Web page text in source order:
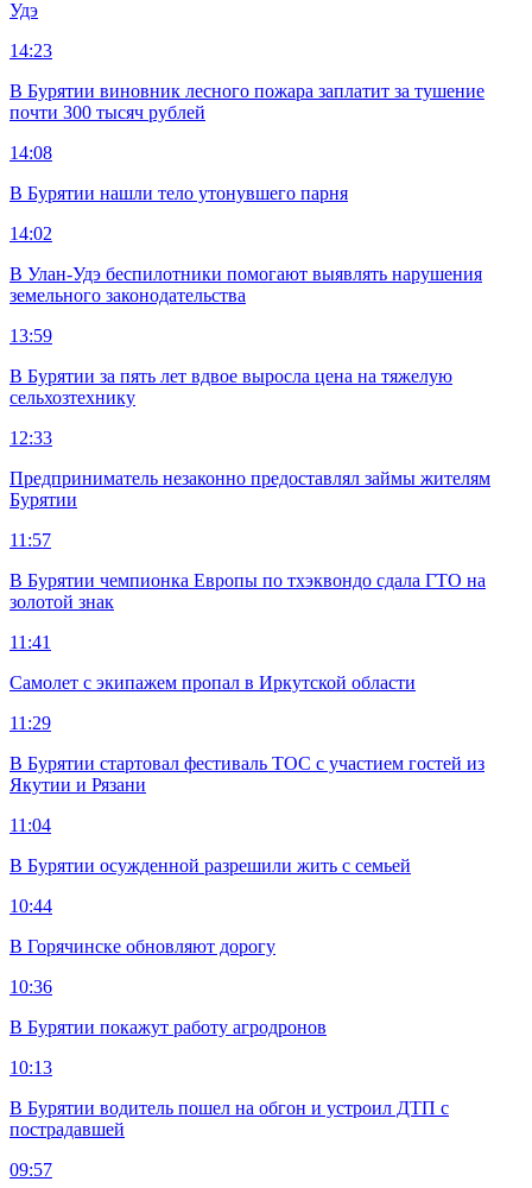
Удэ
14:23
В Бурятии виновник лесного пожара заплатит за тушение
почти 300 тысяч рублей
14:08
В Бурятии нашли тело утонувшего парня
14:02
В Улан-Удэ беспилотники помогают выявлять нарушения
земельного законодательства
13:59
В Бурятии за пять лет вдвое выросла цена на тяжелую
сельхозтехнику
12:33
Предприниматель незаконно предоставлял займы жителям
Бурятии
11:57
В Бурятии чемпионка Европы по тхэквондо сдала ГТО на
золотой знак
11:41
Самолет с экипажем пропал в Иркутской области
11:29
В Бурятии стартовал фестиваль ТОС с участием гостей из
Якутии и Рязани
11:04
В Бурятии осужденной разрешили жить с семьей
10:44
В Горячинске обновляют дорогу
10:36
В Бурятии покажут работу агродронов
10:13
В Бурятии водитель пошел на обгон и устроил ДТП с
пострадавшей
09:57